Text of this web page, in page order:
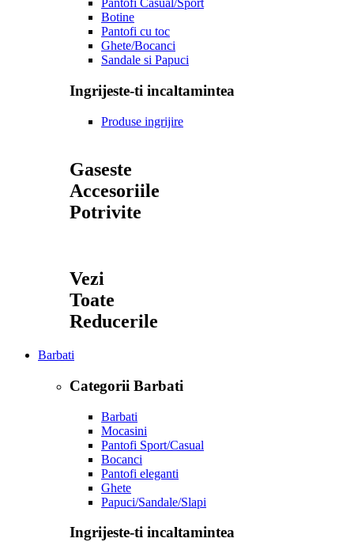
Pantofi Casual/Sport
Botine
Pantofi cu toc
Ghete/Bocanci
Sandale si Papuci
Ingrijeste-ti incaltamintea
Produse ingrijire
Gaseste
Accesoriile
Potrivite
Vezi
Toate
Reducerile
Barbati
Categorii Barbati
Barbati
Mocasini
Pantofi Sport/Casual
Bocanci
Pantofi eleganti
Ghete
Papuci/Sandale/Slapi
Ingrijeste-ti incaltamintea